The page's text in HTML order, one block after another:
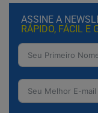
ASSINE A
RÁPIDO, FÁCIL E